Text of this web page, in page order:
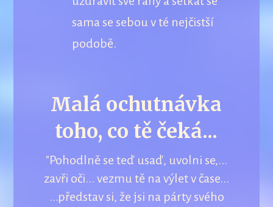
sama se sebou v té nejčistší
podobě.
Malá ochutnávka
toho, co tě čeká...
"Pohodlně se teď usaď, uvolni se,...
zavři oči... vezmu tě na výlet v čase...
...představ si, že jsi na párty svého